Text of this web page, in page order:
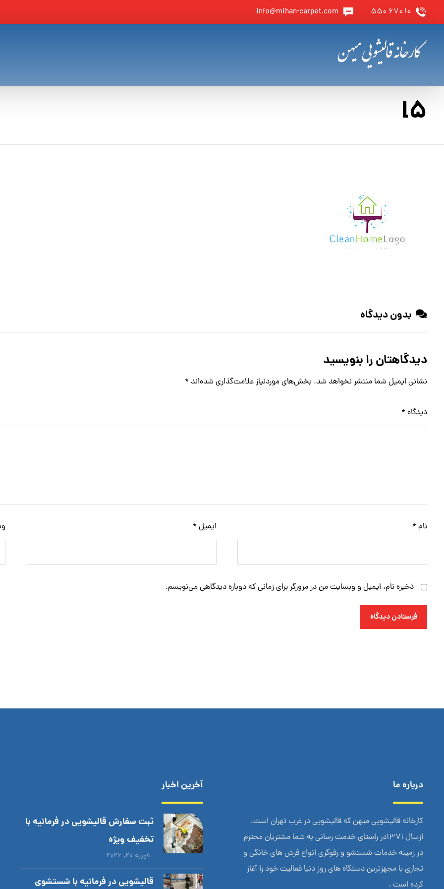
۱۰ ۶۷۰ ۵۵۰ info@mihan-carpet.com
l5
بدون دیدگاه
دیدگاهتان را بنویسید
نشانی ایمیل شما منتشر نخواهد شد. بخش‌های موردنیاز علامت‌گذاری شده‌اند *
دیدگاه *
نام * ایمیل *
ذخیره نام، ایمیل و وبسایت من در مرورگر برای زمانی که دوباره دیدگاهی می‌نویسم.
فرستادن دیدگاه
درباره ما
کارخانه قالیشویی میهن که قالیشویی در غرب تهران است،
ازسال 1371در راستای خدمت رسانی به شما مشتریان محترم
در زمینه خدمات شستشو و رفوگری انواع فرش های خانگی و
تجاری با مجهزترین دستگاه های روز دنیا فعالیت خود را آغاز
کرده است .
آخرین اخبار
ثبت سفارش قالیشویی در فرمانیه با
تخفیف ویژه
فوریه ۲۰, ۲۰۲۶
قالیشویی در فرمانیه با شستشوی